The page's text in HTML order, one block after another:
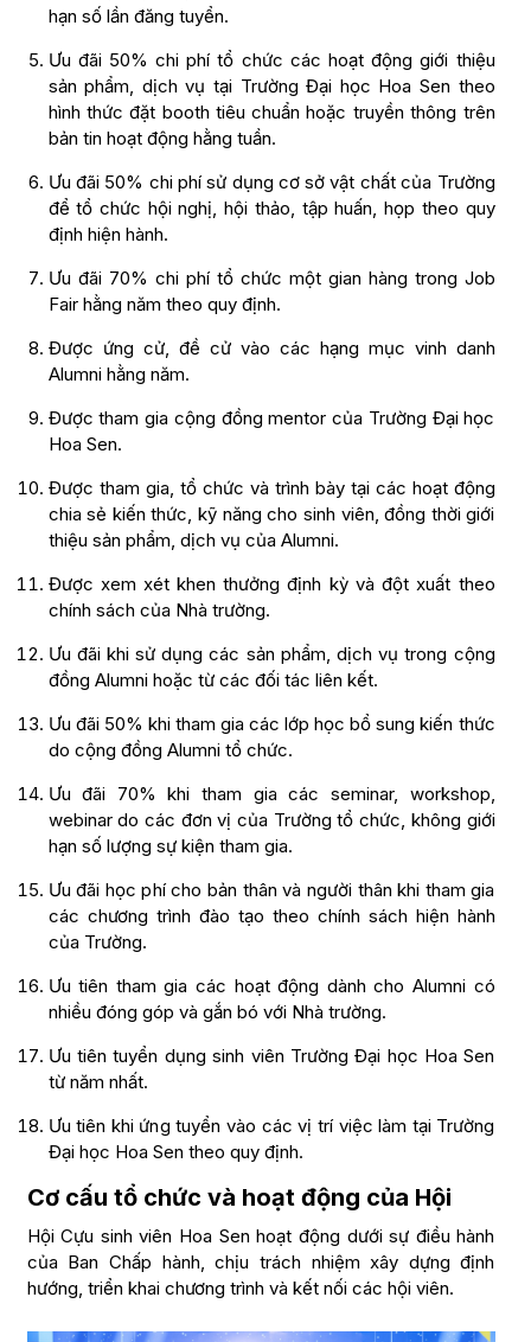
hạn số lần đăng tuyển.
Ưu đãi 50% chi phí tổ chức các hoạt động giới thiệu
sản phẩm, dịch vụ tại Trường Đại học Hoa Sen theo
hình thức đặt booth tiêu chuẩn hoặc truyền thông trên
bản tin hoạt động hằng tuần.
Ưu đãi 50% chi phí sử dụng cơ sở vật chất của Trường
để tổ chức hội nghị, hội thảo, tập huấn, họp theo quy
định hiện hành.
Ưu đãi 70% chi phí tổ chức một gian hàng trong Job
Fair hằng năm theo quy định.
Được ứng cử, đề cử vào các hạng mục vinh danh
Alumni hằng năm.
Được tham gia cộng đồng mentor của Trường Đại học
Hoa Sen.
Được tham gia, tổ chức và trình bày tại các hoạt động
chia sẻ kiến thức, kỹ năng cho sinh viên, đồng thời giới
thiệu sản phẩm, dịch vụ của Alumni.
Được xem xét khen thưởng định kỳ và đột xuất theo
chính sách của Nhà trường.
Ưu đãi khi sử dụng các sản phẩm, dịch vụ trong cộng
đồng Alumni hoặc từ các đối tác liên kết.
Ưu đãi 50% khi tham gia các lớp học bổ sung kiến thức
do cộng đồng Alumni tổ chức.
Ưu đãi 70% khi tham gia các seminar, workshop,
webinar do các đơn vị của Trường tổ chức, không giới
hạn số lượng sự kiện tham gia.
Ưu đãi học phí cho bản thân và người thân khi tham gia
các chương trình đào tạo theo chính sách hiện hành
của Trường.
Ưu tiên tham gia các hoạt động dành cho Alumni có
nhiều đóng góp và gắn bó với Nhà trường.
Ưu tiên tuyển dụng sinh viên Trường Đại học Hoa Sen
từ năm nhất.
Ưu tiên khi ứng tuyển vào các vị trí việc làm tại Trường
Đại học Hoa Sen theo quy định.
Cơ cấu tổ chức và hoạt động của Hội
Hội Cựu sinh viên Hoa Sen hoạt động dưới sự điều hành
của Ban Chấp hành, chịu trách nhiệm xây dựng định
hướng, triển khai chương trình và kết nối các hội viên.